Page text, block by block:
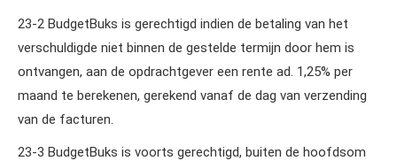
23‑2 BudgetBuks is gerechtigd indien de betaling van het
verschuldigde niet binnen de gestelde termijn door hem is
ontvangen, aan de opdrachtgever een rente ad. 1,25% per
maand te berekenen, gerekend vanaf de dag van verzending
van de facturen.
23‑3 BudgetBuks is voorts gerechtigd, buiten de hoofdsom